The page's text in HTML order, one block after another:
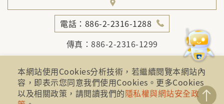
電話：886-2-2316-1288
傳真：886-2-2316-1299
金融消費爭議免費服務專線：0800-789885、0800-
869899
本網站使用Cookies分析技術，若繼續閱覽本網站內
容，即表示您同意我們使用Cookies。更多Cookies
以及相關政策，請閱讀我們的隱私權與網站安全政